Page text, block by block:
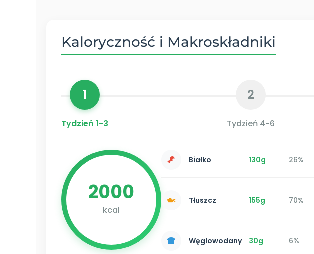
Kaloryczność i Makroskładniki
1
Tydzień 1-3
2
Tydzień 4-6
2000
kcal
Białko 130g 26%
Tłuszcz 155g 70%
Węglowodany 30g 6%